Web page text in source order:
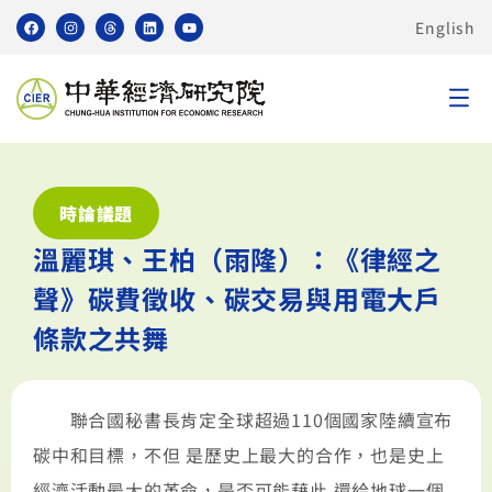
English
時論議題
溫麗琪、王柏（雨隆）：《律經之
聲》碳費徵收、碳交易與用電大戶
條款之共舞
聯合國秘書長肯定全球超過110個國家陸續宣布
碳中和目標，不但 是歷史上最大的合作，也是史上